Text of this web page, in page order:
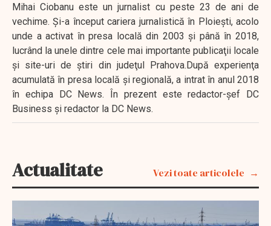
Mihai Ciobanu este un jurnalist cu peste 23 de ani de
vechime. Şi-a început cariera jurnalistică în Ploieşti, acolo
unde a activat în presa locală din 2003 şi până în 2018,
lucrând la unele dintre cele mai importante publicaţii locale
şi site-uri de ştiri din judeţul Prahova.După experienţa
acumulată în presa locală şi regională, a intrat în anul 2018
în echipa DC News. În prezent este redactor-şef DC
Business şi redactor la DC News.
Actualitate Vezi toate articolele